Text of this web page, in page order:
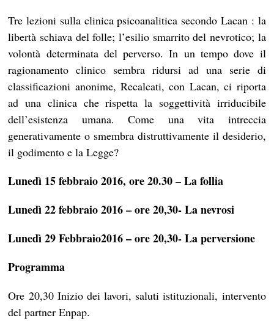
Tre lezioni sulla clinica psicoanalitica secondo Lacan : la
libertà schiava del folle; l’esilio smarrito del nevrotico; la
volontà determinata del perverso. In un tempo dove il
ragionamento clinico sembra ridursi ad una serie di
classificazioni anonime, Recalcati, con Lacan, ci riporta
ad una clinica che rispetta la soggettività irriducibile
dell’esistenza umana. Come una vita intreccia
generativamente o smembra distruttivamente il desiderio,
il godimento e la Legge?
Lunedì 15 febbraio 2016, ore 20.30 – La follia
Lunedì 22 febbraio 2016 – ore 20,30- La nevrosi
Lunedì 29 Febbraio2016 – ore 20,30- La perversione
Programma
Ore 20,30 Inizio dei lavori, saluti istituzionali, intervento
del partner Enpap.